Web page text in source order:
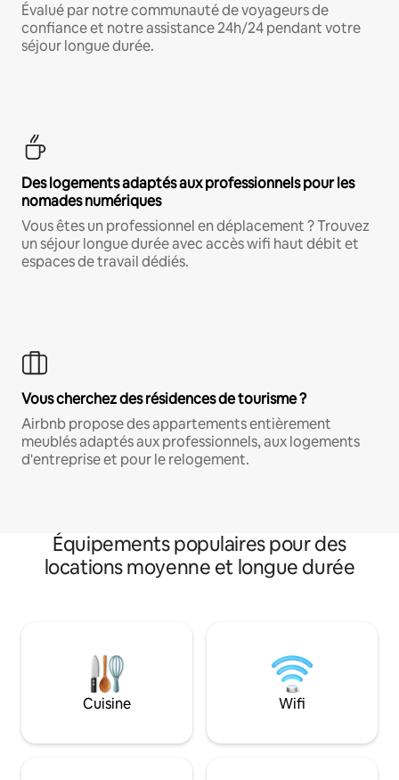
Évalué par notre communauté de voyageurs de
confiance et notre assistance 24h/24 pendant votre
séjour longue durée.
Des logements adaptés aux professionnels pour les
nomades numériques
Vous êtes un professionnel en déplacement ? Trouvez
un séjour longue durée avec accès wifi haut débit et
espaces de travail dédiés.
Vous cherchez des résidences de tourisme ?
Airbnb propose des appartements entièrement
meublés adaptés aux professionnels, aux logements
d'entreprise et pour le relogement.
Équipements populaires pour des
locations moyenne et longue durée
Cuisine Wifi